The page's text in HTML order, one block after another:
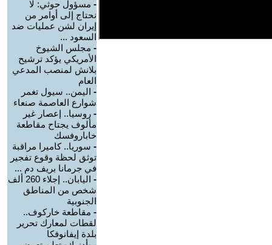
- مسؤول حوثي: لا
نحتاج إلى أوامر من
إيران لشن عمليات ضد
السعود ...
- مجلس الشيوخ
الأمريكي يؤكد ترشيح
بلانش لمنصب المدعي
العام
- اليمن.. سيول تغمر
شوارع العاصمة صنعاء
- روسيا.. إعصار غير
مألوف يجتاح مقاطعة
خاباروفسك
- سوريا.. كاميرا مراقبة
توثق لحظة وقوع تفجير
في جرمانا بريف دم ...
-
اليابان.. إجلاء 260 ألف
شخص من المناطق
الجنوبية
- مقاطعة خاركوف..
لقطات لمعارك تحرير
بلدة إيفانوفكا